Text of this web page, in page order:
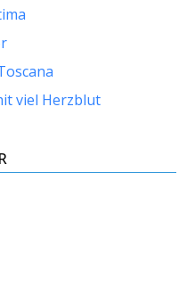
viel Herzblut